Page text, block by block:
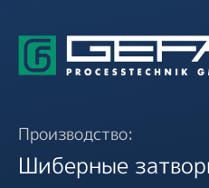
Производство:
Шиберные